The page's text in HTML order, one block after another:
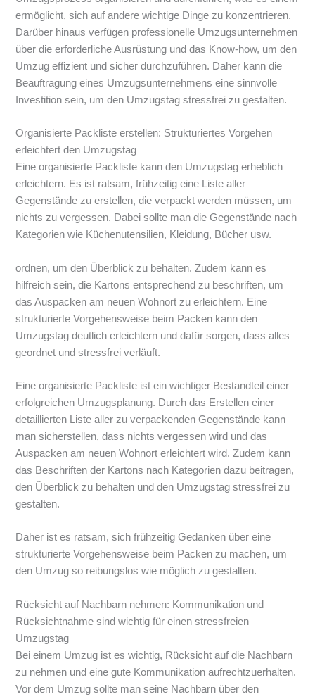
ermöglicht, sich auf andere wichtige Dinge zu konzentrieren.
Darüber hinaus verfügen professionelle Umzugsunternehmen
über die erforderliche Ausrüstung und das Know-how, um den
Umzug effizient und sicher durchzuführen. Daher kann die
Beauftragung eines Umzugsunternehmens eine sinnvolle
Investition sein, um den Umzugstag stressfrei zu gestalten.
Organisierte Packliste erstellen: Strukturiertes Vorgehen
erleichtert den Umzugstag
Eine organisierte Packliste kann den Umzugstag erheblich
erleichtern. Es ist ratsam, frühzeitig eine Liste aller
Gegenstände zu erstellen, die verpackt werden müssen, um
nichts zu vergessen. Dabei sollte man die Gegenstände nach
Kategorien wie Küchenutensilien, Kleidung, Bücher usw.
ordnen, um den Überblick zu behalten. Zudem kann es
hilfreich sein, die Kartons entsprechend zu beschriften, um
das Auspacken am neuen Wohnort zu erleichtern. Eine
strukturierte Vorgehensweise beim Packen kann den
Umzugstag deutlich erleichtern und dafür sorgen, dass alles
geordnet und stressfrei verläuft.
Eine organisierte Packliste ist ein wichtiger Bestandteil einer
erfolgreichen Umzugsplanung. Durch das Erstellen einer
detaillierten Liste aller zu verpackenden Gegenstände kann
man sicherstellen, dass nichts vergessen wird und das
Auspacken am neuen Wohnort erleichtert wird. Zudem kann
das Beschriften der Kartons nach Kategorien dazu beitragen,
den Überblick zu behalten und den Umzugstag stressfrei zu
gestalten.
Daher ist es ratsam, sich frühzeitig Gedanken über eine
strukturierte Vorgehensweise beim Packen zu machen, um
den Umzug so reibungslos wie möglich zu gestalten.
Rücksicht auf Nachbarn nehmen: Kommunikation und
Rücksichtnahme sind wichtig für einen stressfreien
Umzugstag
Bei einem Umzug ist es wichtig, Rücksicht auf die Nachbarn
zu nehmen und eine gute Kommunikation aufrechtzuerhalten.
Vor dem Umzug sollte man seine Nachbarn über den